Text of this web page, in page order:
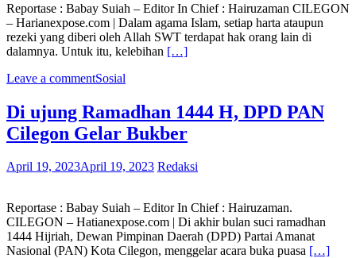
Reportase : Babay Suiah – Editor In Chief : Hairuzaman CILEGON
– Harianexpose.com | Dalam agama Islam, setiap harta ataupun
rezeki yang diberi oleh Allah SWT terdapat hak orang lain di
dalamnya. Untuk itu, kelebihan […]
Leave a commentSosial
Di ujung Ramadhan 1444 H, DPD PAN
Cilegon Gelar Bukber
April 19, 2023April 19, 2023 Redaksi
Reportase : Babay Suiah – Editor In Chief : Hairuzaman.
CILEGON – Hatianexpose.com | Di akhir bulan suci ramadhan
1444 Hijriah, Dewan Pimpinan Daerah (DPD) Partai Amanat
Nasional (PAN) Kota Cilegon, menggelar acara buka puasa […]